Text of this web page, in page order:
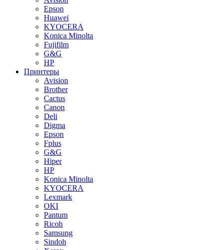
Epson
Huawei
KYOCERA
Konica Minolta
Fujifilm
G&G
HP
Принтеры
Avision
Brother
Cactus
Canon
Deli
Digma
Epson
Fplus
G&G
Hiper
HP
Konica Minolta
KYOCERA
Lexmark
OKI
Pantum
Ricoh
Samsung
Sindoh